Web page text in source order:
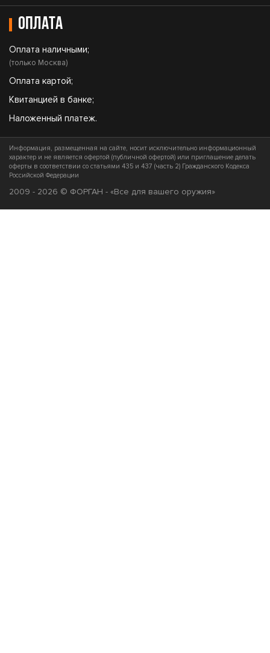
Оплата
Оплата наличными;
(только Москва)
Оплата картой;
Квитанцией в банке;
Наложенный платеж.
Информация, размещенная на сайте, носит исключительно информационный
характер и не является офертой (публичной офертой) или приглашение делать
оферты в соответствии со статьями 435 и 437 (часть 2) Гражданского Кодекса
Российской Федерации
2009 - 2026 © ФОРГАН - «Все для вашего оружия»